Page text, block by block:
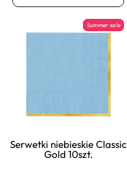
Summer sale
Serwetki niebieskie Classic
Gold 10szt.